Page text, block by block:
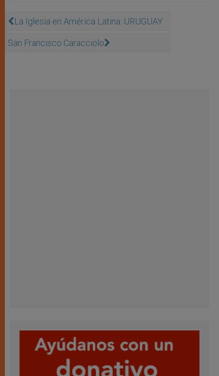
La Iglesia en América Latina: URUGUAY
San Francisco Caracciolo